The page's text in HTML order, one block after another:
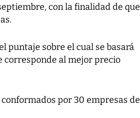
con la finalidad de que
puntaje sobre el cual se basará
corresponde al mejor precio
por 30 empresas de